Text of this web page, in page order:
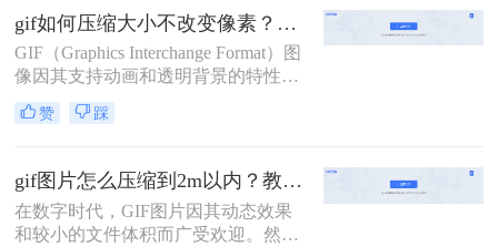
以满足特定的使用需求。那么gif图片
怎么压缩到1m以内呢？本文将介绍两
种将GIF图片压缩至1M以内的方法。
gif如何压缩大小不改变像素？二种有效压缩方法详解分享！
GIF（Graphics Interchange Format）图
像因其支持动画和透明背景的特性，
在互联网上得到了广泛应用。然而，
GIF文件往往体积较大，这会影响网
压缩大小不改变像素呢？本文将介绍
两种在不改变像素质量的前提下压缩
GIF文件大小的方法。
赞 踩
gif图片怎么压缩到2m以内？教你二种实用压缩方法！
在数字时代，GIF图片因其动态效果
和较小的文件体积而广受欢迎。然